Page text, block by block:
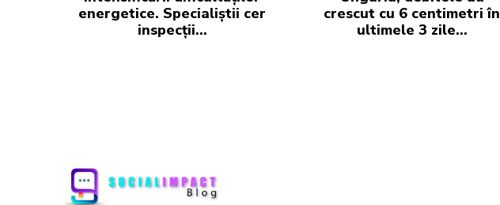
energetice. Specialiștii cer
inspecții…
crescut cu 6 centimetri în
ultimele 3 zile...